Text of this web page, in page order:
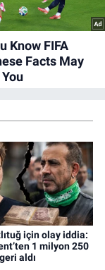
için olay iddia:
1 milyon 250
aldı